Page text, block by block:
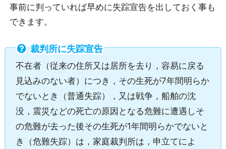
事前に判っていれば早めに失踪宣告を出しておく事も
できます。
裁判所に失踪宣告
不在者（従来の住所又は居所を去り，容易に戻る
見込みのない者）につき，その生死が7年間明らか
でないとき（普通失踪），又は戦争，船舶の沈
没，震災などの死亡の原因となる危難に遭遇しそ
の危難が去った後その生死が1年間明らかでないと
き（危難失踪）は，家庭裁判所は，申立てによ